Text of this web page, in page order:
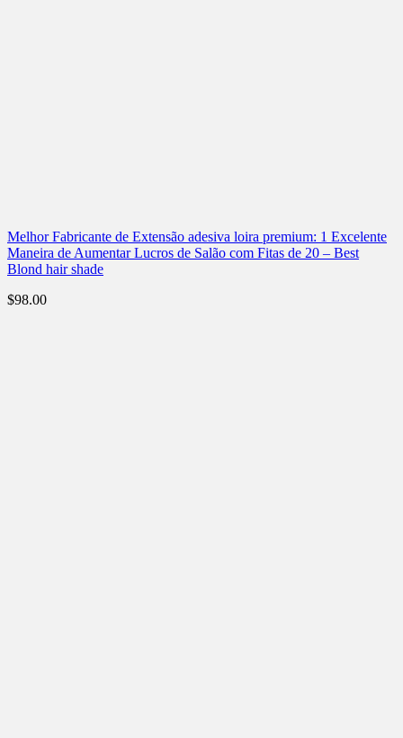
Melhor Fabricante de Extensão adesiva loira premium: 1 Excelente
Maneira de Aumentar Lucros de Salão com Fitas de 20 – Best
Blond hair shade
$98.00